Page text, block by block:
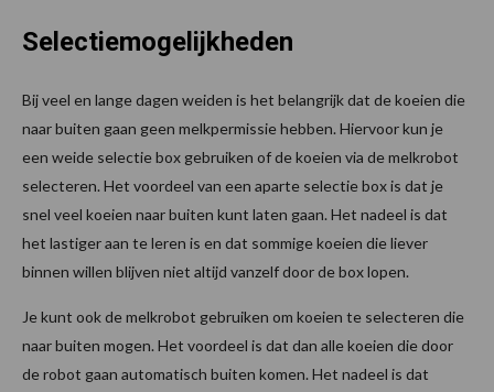
Selectiemogelijkheden
Bij veel en lange dagen weiden is het belangrijk dat de koeien die
naar buiten gaan geen melkpermissie hebben. Hiervoor kun je
een weide selectie box gebruiken of de koeien via de melkrobot
selecteren. Het voordeel van een aparte selectie box is dat je
snel veel koeien naar buiten kunt laten gaan. Het nadeel is dat
het lastiger aan te leren is en dat sommige koeien die liever
binnen willen blijven niet altijd vanzelf door de box lopen.
Je kunt ook de melkrobot gebruiken om koeien te selecteren die
naar buiten mogen. Het voordeel is dat dan alle koeien die door
de robot gaan automatisch buiten komen. Het nadeel is dat